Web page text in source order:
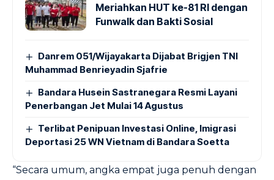
Meriahkan HUT ke-81 RI dengan
Funwalk dan Bakti Sosial
Danrem 051/Wijayakarta Dijabat Brigjen TNI
Muhammad Benrieyadin Sjafrie
Bandara Husein Sastranegara Resmi Layani
Penerbangan Jet Mulai 14 Agustus
Terlibat Penipuan Investasi Online, Imigrasi
Deportasi 25 WN Vietnam di Bandara Soetta
“Secara umum, angka empat juga penuh dengan